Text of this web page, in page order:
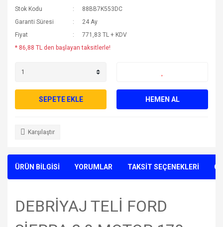
Stok Kodu
88BB7K553DC
Garanti Süresi
24 Ay
Fiyat
771,83 TL + KDV
* 86,88 TL den başlayan taksitlerle!
SEPETE EKLE HEMEN AL
Karşılaştır
ÜRÜN BİLGİSİ YORUMLAR TAKSİT SEÇENEKLERİ
DEBRİYAJ TELİ FORD